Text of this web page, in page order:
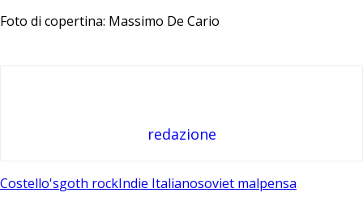
Foto di copertina: Massimo De Cario
redazione
Costello'sgoth rockIndie Italianosoviet malpensa